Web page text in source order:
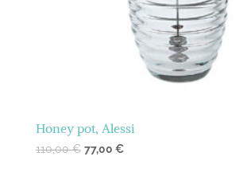
Honey pot, Alessi
110,00€ 77,00 €